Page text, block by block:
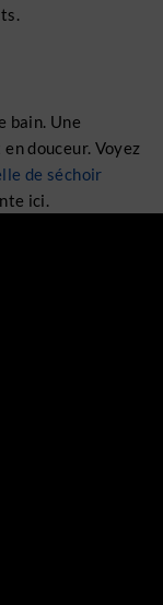
bain. Une
douceur. Voyez
de séchoir
ici.